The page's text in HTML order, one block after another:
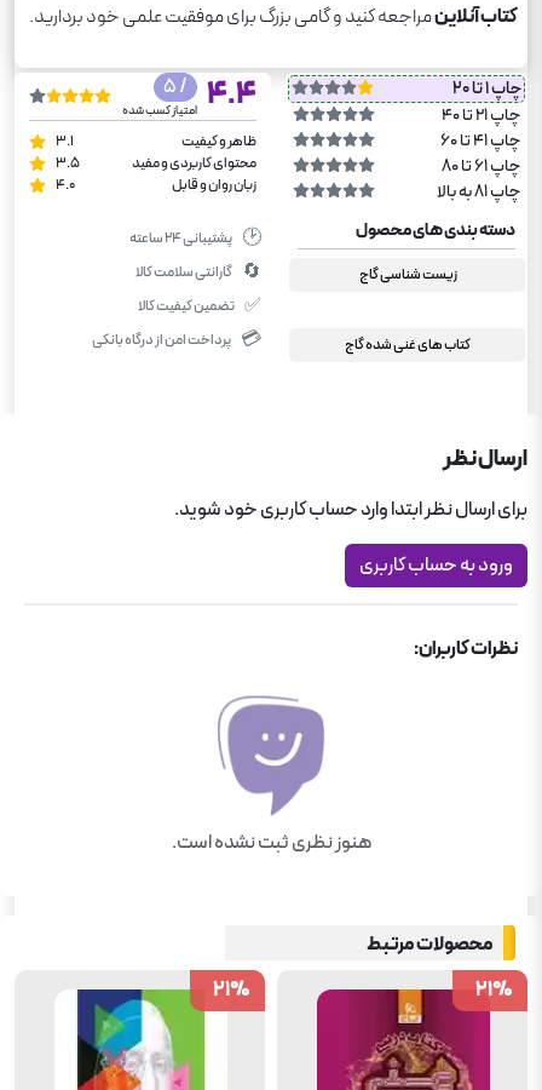
کتاب آنلاینمراجعه کنید و گامی بزرگ برای موفقیت علمی خود بردارید.
چاپ 1 تا 20
چاپ 21 تا 40
چاپ 41 تا 60
چاپ 61 تا 80
چاپ 81 به بالا
4.4
/ 5
امتیاز کسب شده
ظاهر و کیفیت
3.1
محتوای کاربردی و مفید
3.5
زبان روان و قابل
4.0
دسته بندی های محصول
زیست شناسی گاج
کتاب های غنی شده گاج
🕑 پشتیبانی ۲۴ ساعته
🔄 گارانتی سلامت کالا
✅ تضمین کیفیت کالا
💳 پرداخت امن از درگاه بانکی
ارسال نظر
برای ارسال نظر ابتدا وارد حساب کاربری خود شوید.
ورود به حساب کاربری
نظرات کاربران:
هنوز نظری ثبت نشده است.
محصولات مرتبط
21%
21%
21%
21%